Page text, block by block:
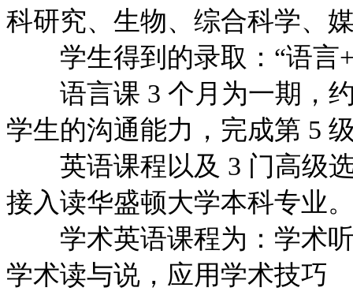
科研究、生物、综合科学、
学生得到的录取：“语言+
语言课 3 个月为一期，约
学生的沟通能力，完成第 5
英语课程以及 3 门高级选
接入读华盛顿大学本科专业
学术英语课程为：学术听
学术读与说，应用学术技巧